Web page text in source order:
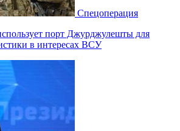
Спецоперация
порт Джурджулешты для
в интересах ВСУ